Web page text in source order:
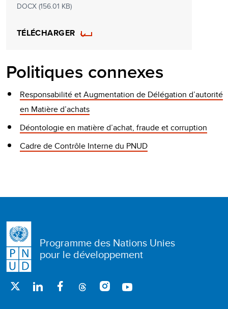
DOCX (156.01 KB)
TÉLÉCHARGER
Politiques connexes
Responsabilité et Augmentation de Délégation d’autorité
en Matière d’achats
Déontologie en matière d’achat, fraude et corruption
Cadre de Contrôle Interne du PNUD
Programme des Nations Unies
pour le développement